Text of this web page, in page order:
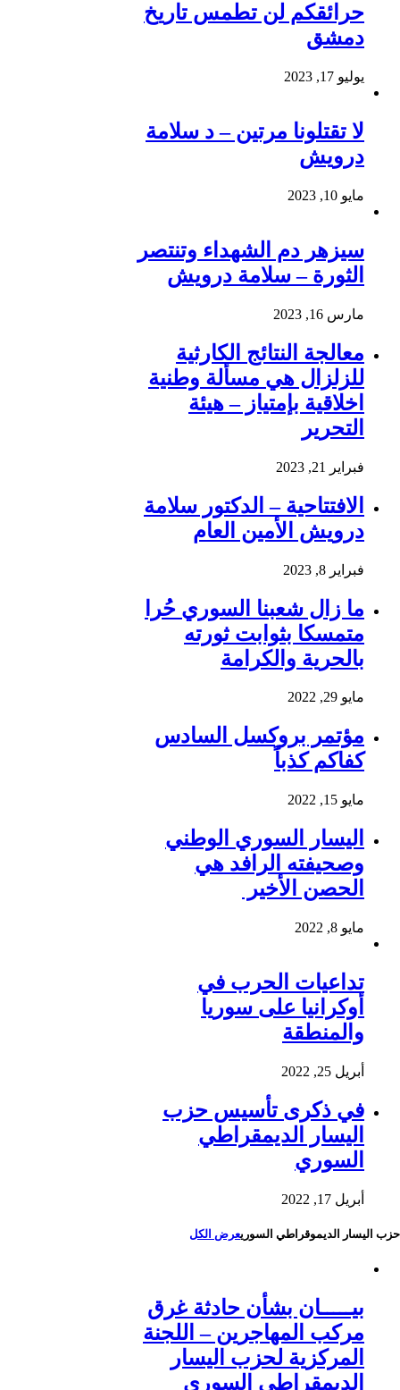
حرائقكم لن تطمس تاريخ
دمشق
يوليو 17, 2023
لا تقتلونا مرتين – د سلامة
درويش
مايو 10, 2023
سيزهر دم الشهداء وتنتصر
الثورة – سلامة درويش
مارس 16, 2023
معالجة النتائج الكارثية
للزلزال هي مسألة وطنية
اخلاقية بإمتياز – هيئة
التحرير
فبراير 21, 2023
الافتتاحية – الدكتور سلامة
درويش الأمين العام
فبراير 8, 2023
ما زال شعبنا السوري حُرا
متمسكا بثوابت ثورته
بالحرية والكرامة
مايو 29, 2022
مؤتمر بروكسل السادس
كفاكم كذباً
مايو 15, 2022
اليسار السوري الوطني
وصحيفته الرافد هي
الحصن الأخير
مايو 8, 2022
تداعيات الحرب في
أوكرانيا على سوريا
والمنطقة
أبريل 25, 2022
في ذكرى تأسيس حزب
اليسار الديمقراطي
السوري
أبريل 17, 2022
حزب اليسار الديموقراطي السوريعرض الكل
بيـــــان بشأن حادثة غرق
مركب المهاجرين – اللجنة
المركزية لحزب اليسار
الديمقراطي السوري